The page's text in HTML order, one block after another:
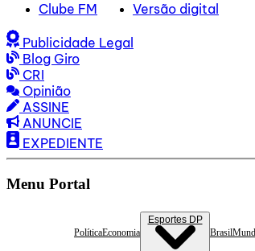
Clube FM Versão digital
Publicidade Legal
Blog Giro
CRI
Opinião
ASSINE
ANUNCIE
EXPEDIENTE
Menu Portal
PolíticaEconomia
Esportes DP
Brasil